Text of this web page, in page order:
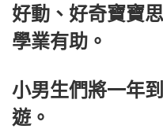
好動、好奇寶寶
學業有助。
小男生們將一年
遊。